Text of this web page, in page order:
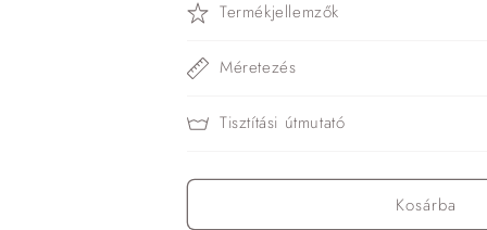
Termékjellemzők
Méretezés
Tisztítási útmutató
Kosárba